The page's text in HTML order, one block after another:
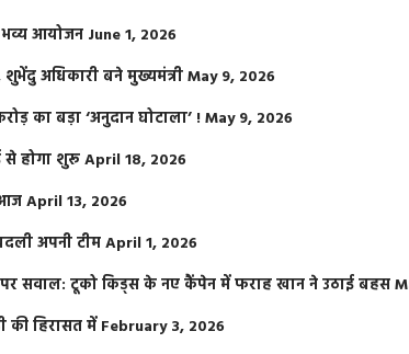
भव्य आयोजन June 1, 2026
अधिकारी बने मुख्यमंत्रीMay 9, 2026
का बड़ा ‘अनुदान घोटाला’ !May 9, 2026
से होगा शुरूApril 18, 2026
April 13, 2026
अपनी टीमApril 1, 2026
सवाल: टूको किड्स के नए कैंपेन में फराह खान ने उठाई बहस
की हिरासत में February 3, 2026